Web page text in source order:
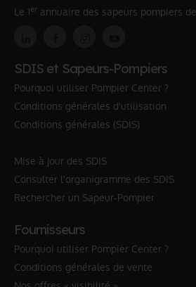
Le 1er annuaire des sapeurs pompiers
SDIS et Sapeurs-Pompiers
Pourquoi utiliser Pompier Center ?
Conditions générales d'utilisation
Conditions générales (SDIS)
Mise à jour des SDIS
Consulter l'organigramme des SDIS
Rechercher un Sapeur-Pompier
Fournisseurs
Pourquoi utiliser Pompier Center ?
Conditions générales de vente